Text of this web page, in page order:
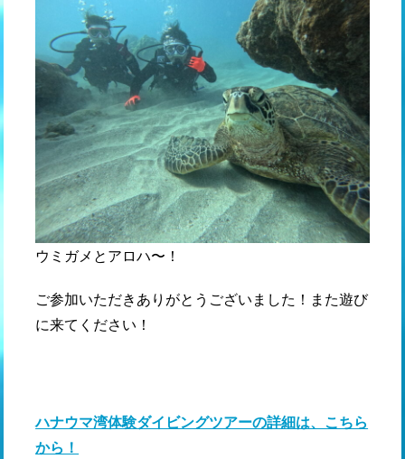
ウミガメとアロハ〜！
ご参加いただきありがとうございました！また遊び
に来てください！
ハナウマ湾体験ダイビングツアーの詳細は、こちら
から！